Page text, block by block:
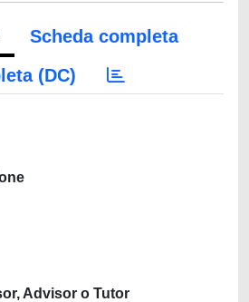
Scheda completa
(DC)
Advisor o Tutor